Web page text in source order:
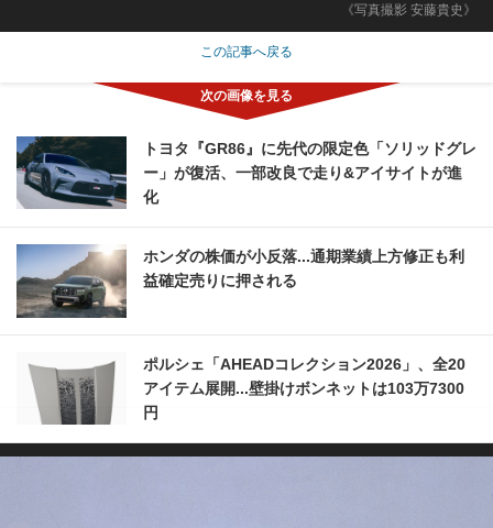
《写真撮影 安藤貴史》
この記事へ戻る
トヨタ『GR86』に先代の限定色「ソリッドグレ
ー」が復活、一部改良で走り&アイサイトが進
化
ホンダの株価が小反落...通期業績上方修正も利
益確定売りに押される
ポルシェ「AHEADコレクション2026」、全20
アイテム展開...壁掛けボンネットは103万7300
円